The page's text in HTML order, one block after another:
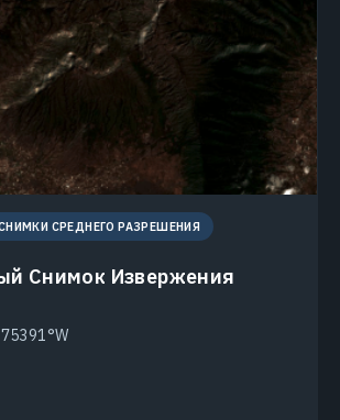
СРЕДНЕГО РАЗРЕШЕНИЯ
Снимок Извержения